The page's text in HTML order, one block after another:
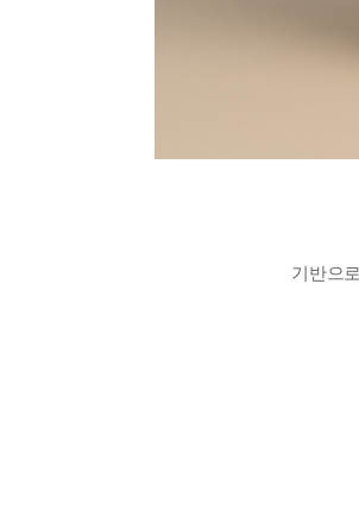
기반으